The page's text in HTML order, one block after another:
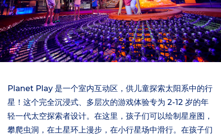
Planet Play 是一个室内互动区，供儿童探索太阳系中的行
星！这个完全沉浸式、多层次的游戏体验专为 2-12 岁的年
轻一代太空探索者设计。在这里，孩子们可以绘制星座图，
攀爬虫洞，在土星环上漫步，在小行星场中滑行。在孩子们